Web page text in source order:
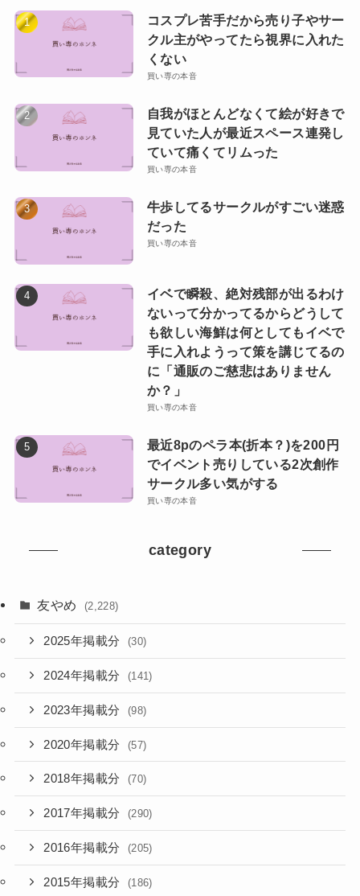
コスプレ苦手だから売り子やサー
クル主がやってたら視界に入れた
くない
買い専の本音
自我がほとんどなくて絵が好きで
見ていた人が最近スペース連発し
ていて痛くてリムった
買い専の本音
牛歩してるサークルがすごい迷惑
だった
買い専の本音
イベで瞬殺、絶対残部が出るわけ
ないって分かってるからどうして
も欲しい海鮮は何としてもイベで
手に入れようって策を講じてるの
に「通販のご慈悲はありません
か？」
買い専の本音
最近8pのペラ本(折本？)を200円
でイベント売りしている2次創作
サークル多い気がする
買い専の本音
category
友やめ (2,228)
2025年掲載分 (30)
2024年掲載分 (141)
2023年掲載分 (98)
2020年掲載分 (57)
2018年掲載分 (70)
2017年掲載分 (290)
2016年掲載分 (205)
2015年掲載分 (186)